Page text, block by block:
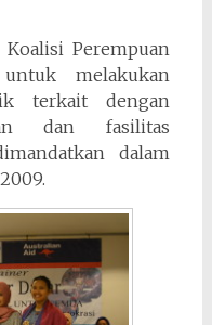
Koalisi Perempuan
melakukan
terkait dengan
dan fasilitas
dalam